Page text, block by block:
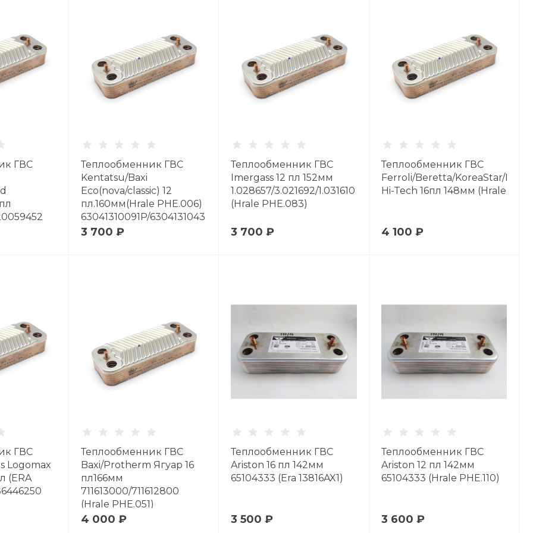
ГВС
Теплообменник ГВС
Kentatsu/Baxi
Eco(nova/classic) 12
пл.160мм(Hrale PHE.006)
63041310091P/6304131043
3 700 ₽
Теплообменник ГВС
Imergass 12 пл 152мм
1.028657/3.021692/1.031610
(Hrale PHE.083)
3 700 ₽
Теплообменник ГВС
Ferroli/Beretta/KoreaStar/
Hi-Tech 16пл 148мм (Hrale
4 100 ₽
ГВС
Logomax
(ERA
Теплообменник ГВС
Baxi/Protherm Ягуар 16
пл166мм
711613000/711612800
(Hrale PHE.051)
4 000 ₽
Теплообменник ГВС
Ariston 16 пл 142мм
65104333 (Era 13816AX1)
3 500 ₽
Теплообменник ГВС
Ariston 12 пл 142мм
65104333 (Hrale PHE.110)
3 600 ₽